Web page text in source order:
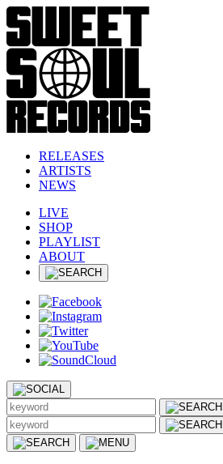
RELEASES
ARTISTS
NEWS
LIVE
SHOP
PLAYLIST
ABOUT